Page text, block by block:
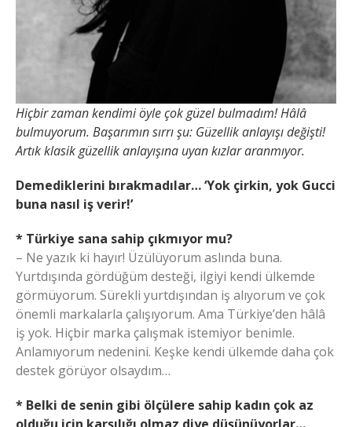
Hiçbir zaman kendimi öyle çok güzel bulmadım! Hâlâ
bulmuyorum. Başarımın sırrı şu: Güzellik anlayışı değişti!
Artık klasik güzellik anlayışına uyan kızlar aranmıyor.
Demediklerini bırakmadılar… ‘Yok çirkin, yok Gucci
buna nasıl iş verir!’
* Türkiye sana sahip çıkmıyor mu?
– Ne yazık ki hayır! Üzülüyorum aslında buna.
Yurtdışında gördüğüm desteği, ilgiyi kendi ülkemde
görmüyorum. Sürekli yurtdışından iş alıyorum ve çok
önemli markalarla çalışıyorum. Ama Türkiye’den hâlâ
iş yok. Hiçbir marka çalışmak istemiyor benimle.
Anlamıyorum nedenini. Keşke kendi ülkemde daha çok
destek görüyor olsaydım…
* Belki de senin gibi ölçülere sahip kadın çok az